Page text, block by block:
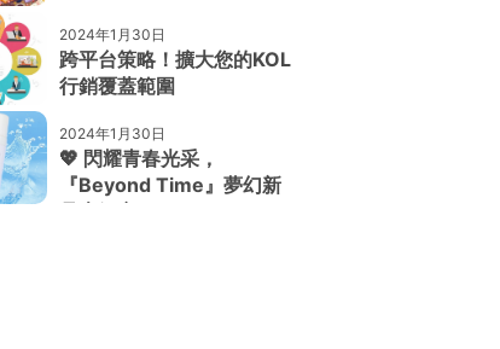
2024年1月30日
跨平台策略！擴大您的KOL
行銷覆蓋範圍
2024年1月30日
💖 閃耀青春光采，
『Beyond Time』夢幻新